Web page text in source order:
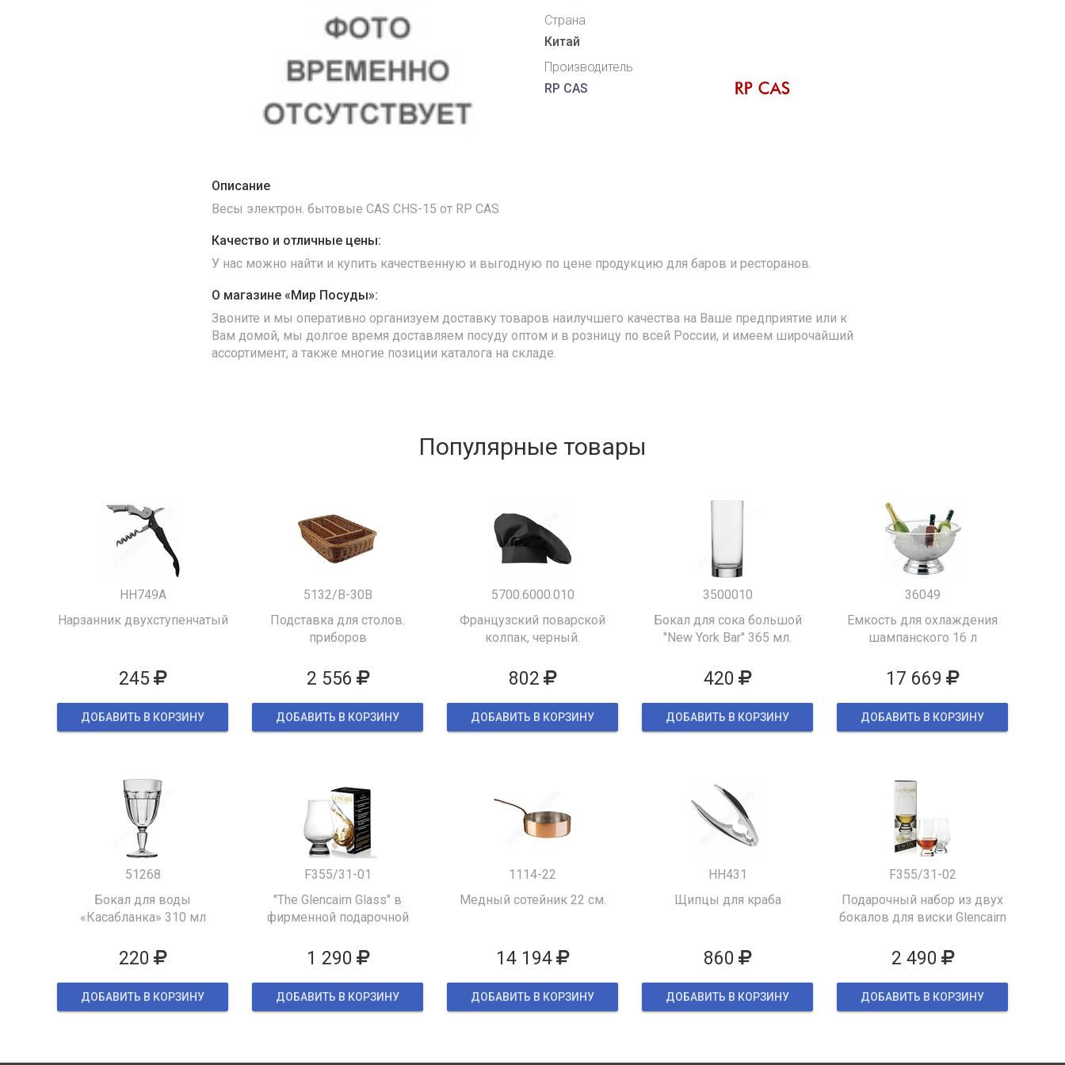
Страна
Китай
Производитель
RP CAS
Описание
Весы электрон. бытовые CAS CHS-15 от RP CAS
Качество и отличные цены:
У нас можно найти и купить качественную и выгодную по цене продукцию для баров и ресторанов.
О магазине «Мир Посуды»:
Звоните и мы оперативно организуем доставку товаров наилучшего качества на Ваше предприятие или к
Вам домой, мы долгое время доставляем посуду оптом и в розницу по всей России, и имеем широчайший
ассортимент, а также многие позиции каталога на складе.
Популярные товары
HH749A
Нарзанник двухступенчатый
245
ДОБАВИТЬ В КОРЗИНУ
5132/B-30B
Подставка для столов.
приборов
2 556
ДОБАВИТЬ В КОРЗИНУ
5700.6000.010
Французский поварской
колпак, черный.
802
ДОБАВИТЬ В КОРЗИНУ
3500010
Бокал для сока большой
"New York Bar" 365 мл.
420
ДОБАВИТЬ В КОРЗИНУ
36049
Емкость для охлаждения
шампанского 16 л
17 669
ДОБАВИТЬ В КОРЗИНУ
51268
Бокал для воды
«Касабланка» 310 мл
220
ДОБАВИТЬ В КОРЗИНУ
F355/31-01
"The Glencairn Glass" в
фирменной подарочной
1 290
ДОБАВИТЬ В КОРЗИНУ
1114-22
Медный сотейник 22 см.
14 194
ДОБАВИТЬ В КОРЗИНУ
HH431
Щипцы для краба
860
ДОБАВИТЬ В КОРЗИНУ
F355/31-02
Подарочный набор из двух
бокалов для виски Glencairn
2 490
ДОБАВИТЬ В КОРЗИНУ